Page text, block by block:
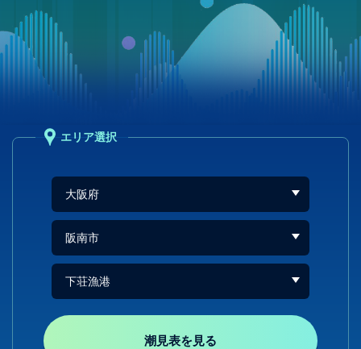
エリア選択
潮見表を見る